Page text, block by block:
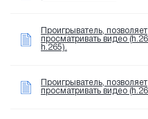
Проигрыватель, позволяет
просматривать видео
h.265).
Проигрыватель, позволяет
просматривать видео